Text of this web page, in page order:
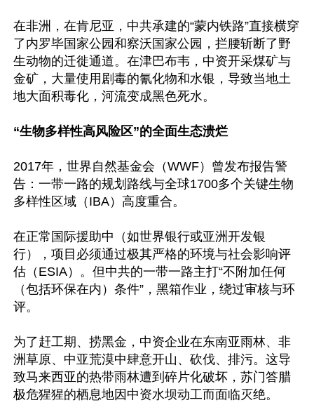
在非洲，在肯尼亚，中共承建的“蒙内铁路”直接横穿
了内罗毕国家公园和察沃国家公园，拦腰斩断了野
生动物的迁徙通道。在津巴布韦，中资开采煤矿与
金矿，大量使用剧毒的氰化物和水银，导致当地土
地大面积毒化，河流变成黑色死水。
“生物多样性高风险区”的全面生态溃烂
2017年，世界自然基金会（WWF）曾发布报告警
告：一带一路的规划路线与全球1700多个关键生物
多样性区域（IBA）高度重合。
在正常国际援助中（如世界银行或亚洲开发银
行），项目必须通过极其严格的环境与社会影响评
估（ESIA）。但中共的一带一路主打“不附加任何
（包括环保在内）条件”，黑箱作业，绕过审核与环
评。
为了赶工期、捞黑金，中资企业在东南亚雨林、非
洲草原、中亚荒漠中肆意开山、砍伐、排污。这导
致马来西亚的热带雨林遭到碎片化破坏，苏门答腊
极危猩猩的栖息地因中资水坝动工而面临灭绝。